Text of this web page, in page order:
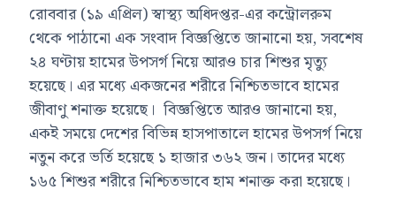
রোববার (১৯ এপ্রিল)স্বাস্থ্য অধিদপ্তর-এর কন্ট্রোলরুম
থেকে পাঠানো এক সংবাদ বিজ্ঞপ্তিতে জানানো হয়, সবশেষ
২৪ ঘণ্টায় হামের উপসর্গ নিয়ে আরও চার শিশুর মৃত্যু
হয়েছে। এর মধ্যে একজনের শরীরে নিশ্চিতভাবে হামের
জীবাণু শনাক্ত হয়েছে। বিজ্ঞপ্তিতে আরও জানানো হয়,
একই সময়ে দেশের বিভিন্ন হাসপাতালে হামের উপসর্গ নিয়ে
নতুন করে ভর্তি হয়েছে ১ হাজার ৩৬২ জন। তাদের মধ্যে
১৬৫ শিশুর শরীরে নিশ্চিতভাবে হাম শনাক্ত করা হয়েছে।